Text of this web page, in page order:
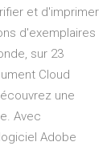
et d'imprimer
d'exemplaires
sur 23
Cloud
une
Avec
Adobe